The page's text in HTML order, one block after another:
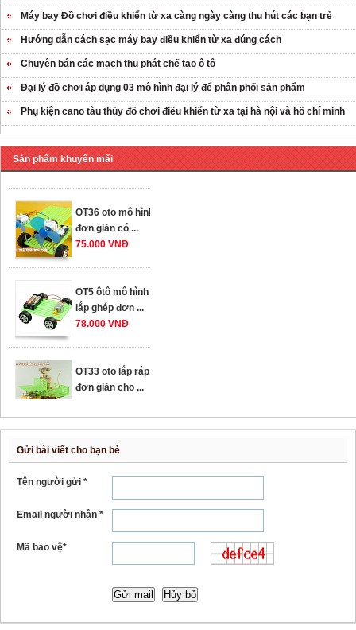
Máy bay Đồ chơi điều khiển từ xa càng ngày càng thu hút các bạn trẻ
Hướng dẫn cách sạc máy bay điều khiển từ xa đúng cách
Chuyên bán các mạch thu phát chế tạo ô tô
Đại lý đồ chơi áp dụng 03 mô hình đại lý để phân phối sản phẩm
Phụ kiện cano tàu thủy đồ chơi điều khiển từ xa tại hà nội và hồ chí minh
Sản phẩm khuyến mãi
OT35 robot lắp
...
259.000 VNĐ
OT36 oto mô hình
đơn giản có ...
75.000 VNĐ
OT5 ôtô mô hình
lắp ghép đơn ...
78.000 VNĐ
OT33 oto lắp ráp
đơn giản cho ...
OT35 robot lắp
ráp nhấc chân di
259.000 VNĐ
đơn giản có ...
Gửi bài viết cho bạn bè
Tên người gửi *
Email người nhận *
Mã bảo vệ*